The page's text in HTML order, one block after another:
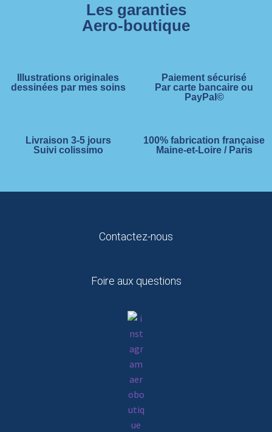
Les garanties
Aero-boutique
Illustrations originales
dessinées par mes soins
Paiement sécurisé
Par carte bancaire ou
PayPal©
Livraison 3-5 jours
Suivi colissimo
100% fabrication française
Maine-et-Loire / Paris
Contactez-nous
Foire aux questions